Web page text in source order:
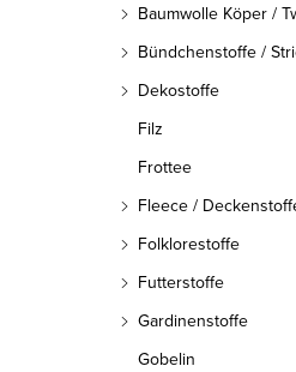
Baumwolle Köper /
Bündchenstoffe /
Dekostoffe
Filz
Frottee
Fleece /
Folklorestoffe
Futterstoffe
Gardinenstoffe
Gobelin